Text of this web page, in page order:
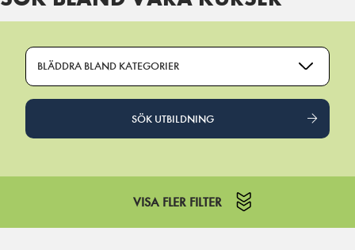
BLÄDDRA BLAND KATEGORIER
SÖK UTBILDNING
VISA FLER FILTER